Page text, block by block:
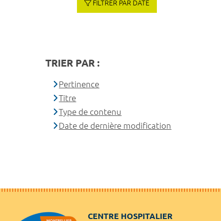
FILTRER PAR DATE
TRIER PAR :
Pertinence
Titre
Type de contenu
Date de dernière modification
CENTRE HOSPITALIER